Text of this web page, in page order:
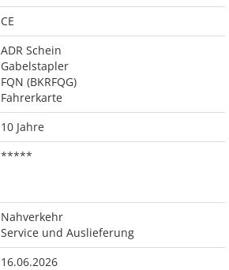
CE
ADR Schein
Gabelstapler
FQN (BKRFQG)
Fahrerkarte
10 Jahre
*****
Nahverkehr
Service und Auslieferung
16.06.2026